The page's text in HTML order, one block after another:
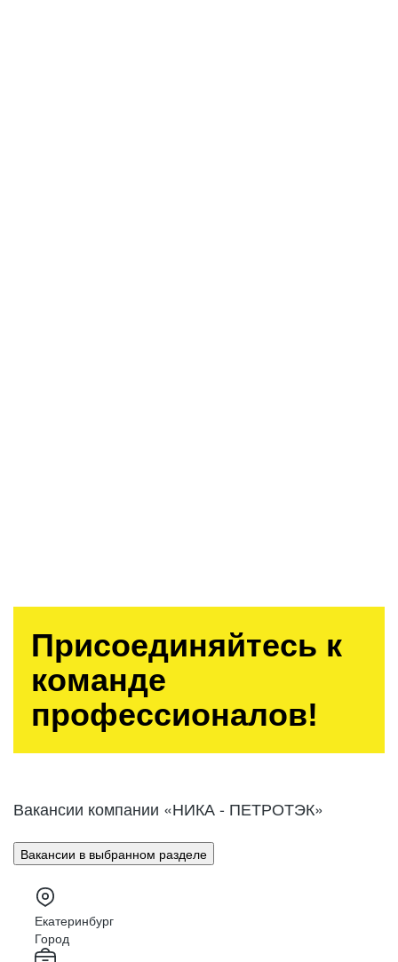
Присоединяйтесь к
команде
профессионалов!
Вакансии компании «НИКА - ПЕТРОТЭК»
Вакансии в выбранном разделе
Екатеринбург
Город